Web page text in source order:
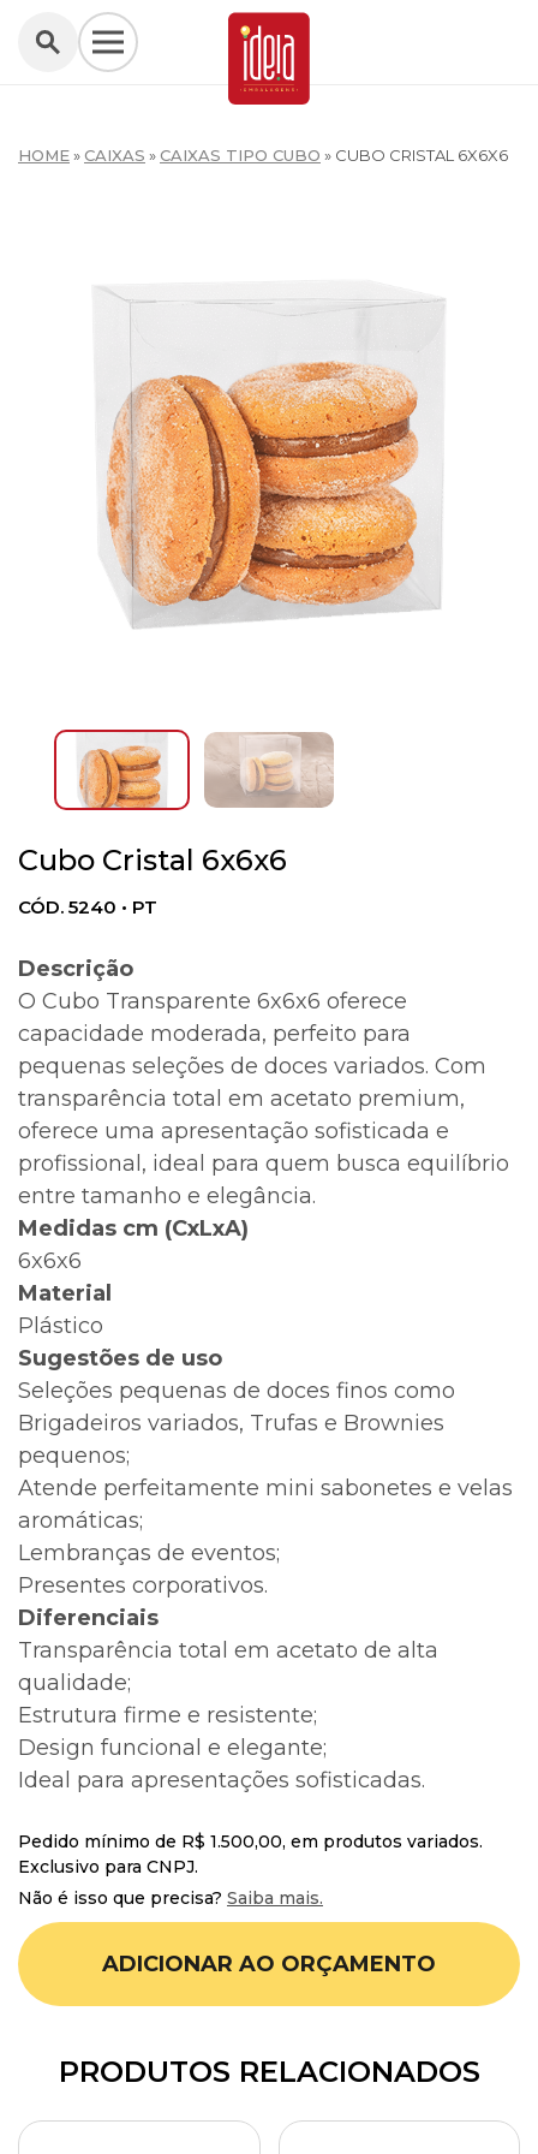
HOME»CAIXAS »CAIXAS TIPO CUBO » CUBO CRISTAL 6X6X6
Cubo Cristal 6x6x6
CÓD. 5240 • PT
Descrição
O Cubo Transparente 6x6x6 oferece
capacidade moderada, perfeito para
pequenas seleções de doces variados. Com
transparência total em acetato premium,
oferece uma apresentação sofisticada e
profissional, ideal para quem busca equilíbrio
entre tamanho e elegância.
Medidas cm (CxLxA)
6x6x6
Material
Plástico
Sugestões de uso
Seleções pequenas de doces finos como
Brigadeiros variados, Trufas e Brownies
pequenos;
Atende perfeitamente mini sabonetes e velas
aromáticas;
Lembranças de eventos;
Presentes corporativos.
Diferenciais
Transparência total em acetato de alta
qualidade;
Estrutura firme e resistente;
Design funcional e elegante;
Ideal para apresentações sofisticadas.
Pedido mínimo de R$ 1.500,00, em produtos variados.
Exclusivo para CNPJ.
Não é isso que precisa? Saiba mais.
ADICIONAR AO ORÇAMENTO
PRODUTOS RELACIONADOS